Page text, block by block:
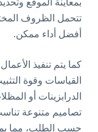
بمعاينة الموقع
تتحمل الظروف
أفضل أداء ممكن.
كما يتم تنفيذ
القياسات وقوة
الدرابزينات أو
تصاميم متنوعة
حسب الطلب، مما